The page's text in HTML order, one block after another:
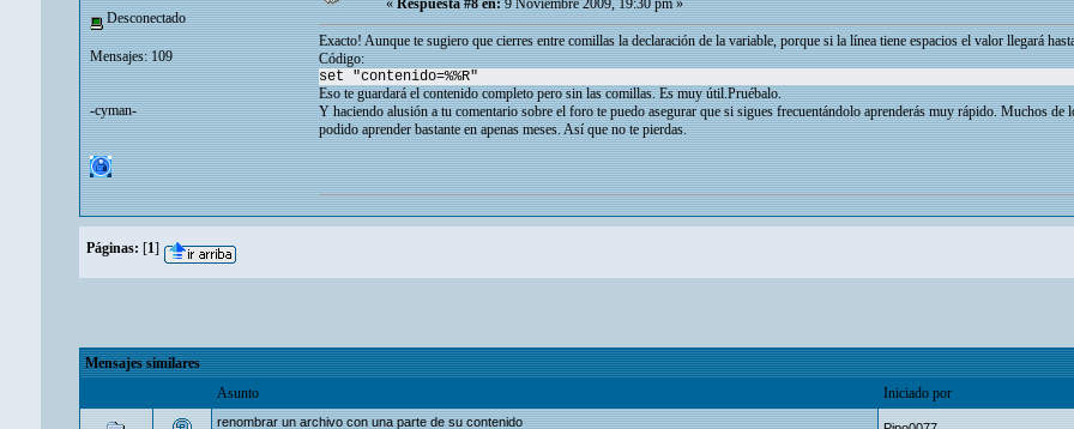
Desconectado
Mensajes: 109
-cyman-
«Respuesta #8 en:9 Noviembre 2009, 19:30 pm »
Exacto! Aunque te sugiero que cierres entre comillas la declaración de la variable, porque si la línea tiene espacios el valor llegará
Código:
set "contenido=%%R"
Eso te guardará el contenido completo pero sin las comillas. Es muy útil.Pruébalo.
Y haciendo alusión a tu comentario sobre el foro te puedo asegurar que si sigues frecuentándolo aprenderás muy rápido. Muchos
podido aprender bastante en apenas meses. Así que no te pierdas.
Páginas: [1]
Mensajes similares
Asunto
Iniciado por
renombrar un archivo con una parte de su contenido